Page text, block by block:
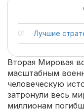
Лучшие
Вторая Мировая
масштабным
человеческую
затронули весь
миллионам